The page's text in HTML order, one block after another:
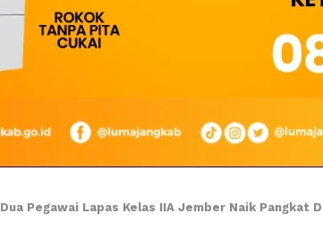
Dua Pegawai Lapas Kelas IIA Jember Naik Pangkat